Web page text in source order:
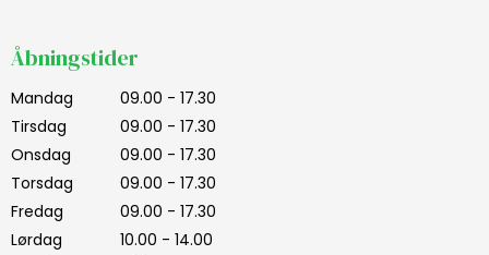
Åbningstider
Mandag
09.00 - 17.30
Tirsdag
09.00 - 17.30
Onsdag
09.00 - 17.30
Torsdag
09.00 - 17.30
Fredag
09.00 - 17.30
Lørdag
10.00 - 14.00